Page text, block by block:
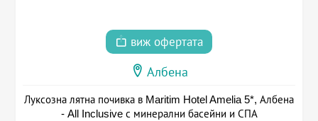
виж офертата
Албена
Луксозна лятна почивка в Maritim Hotel Amelia 5*, Албена
- All Inclusive с минерални басейни и СПА